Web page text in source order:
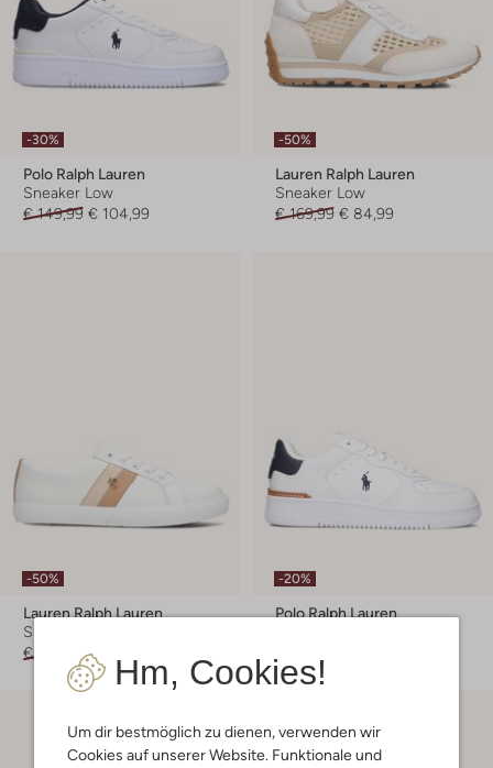
Hm, Cookies!
Um dir bestmöglich zu dienen, verwenden wir
Cookies auf unserer Website. Funktionale und
-30%
Polo Ralph Lauren
Sneaker Low
€ 149,99 € 104,99
-50%
Lauren Ralph Lauren
Sneaker Low
€ 169,99 € 84,99
-50%
Lauren Ralph Lauren
Sneaker Low
€ 129,99
€ 64,99
-20%
Polo Ralph Lauren